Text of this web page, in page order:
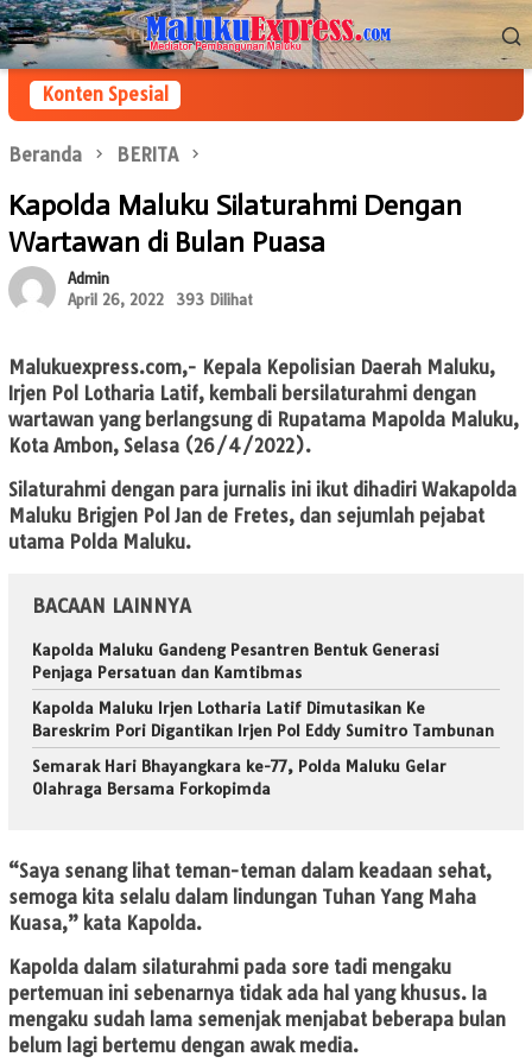
Loncat
ke
konten
Menu
Mobile
Konten Spesial
Beranda BERITA
Kapolda Maluku Silaturahmi Dengan
Wartawan di Bulan Puasa
Admin
April 26, 2022
393 Dilihat
Malukuexpress.com,- Kepala Kepolisian Daerah Maluku,
Irjen Pol Lotharia Latif, kembali bersilaturahmi dengan
wartawan yang berlangsung di Rupatama Mapolda Maluku,
Kota Ambon, Selasa (26/4/2022).
Silaturahmi dengan para jurnalis ini ikut dihadiri Wakapolda
Maluku Brigjen Pol Jan de Fretes, dan sejumlah pejabat
utama Polda Maluku.
BACAAN LAINNYA
Kapolda Maluku Gandeng Pesantren Bentuk Generasi
Penjaga Persatuan dan Kamtibmas
Kapolda Maluku Irjen Lotharia Latif Dimutasikan Ke
Bareskrim Pori Digantikan Irjen Pol Eddy Sumitro Tambunan
Semarak Hari Bhayangkara ke-77, Polda Maluku Gelar
Olahraga Bersama Forkopimda
“Saya senang lihat teman-teman dalam keadaan sehat,
semoga kita selalu dalam lindungan Tuhan Yang Maha
Kuasa,” kata Kapolda.
Kapolda dalam silaturahmi pada sore tadi mengaku
pertemuan ini sebenarnya tidak ada hal yang khusus. Ia
mengaku sudah lama semenjak menjabat beberapa bulan
belum lagi bertemu dengan awak media.